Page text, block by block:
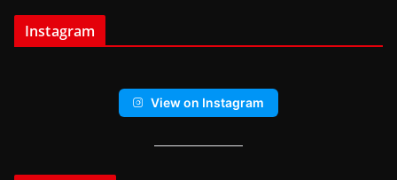
Instagram
View on Instagram